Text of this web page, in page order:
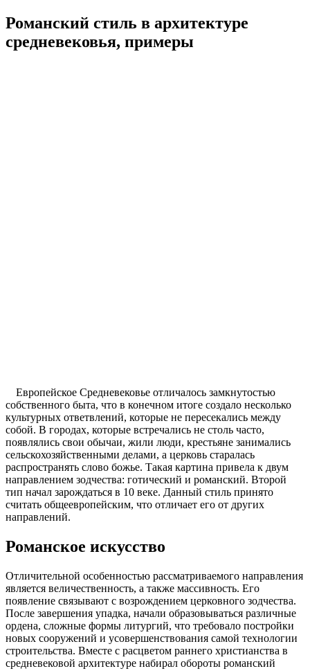
Романский стиль в архитектуре
средневековья, примеры
Европейское Средневековье отличалось замкнутостью
собственного быта, что в конечном итоге создало несколько
культурных ответвлений, которые не пересекались между
собой. В городах, которые встречались не столь часто,
появлялись свои обычаи, жили люди, крестьяне занимались
сельскохозяйственными делами, а церковь старалась
распространять слово божье. Такая картина привела к двум
направлением зодчества: готический и романский. Второй
тип начал зарождаться в 10 веке. Данный стиль принято
считать общеевропейским, что отличает его от других
направлений.
Романское искусство
Отличительной особенностью рассматриваемого направления
является величественность, а также массивность. Его
появление связывают с возрождением церковного зодчества.
После завершения упадка, начали образовываться различные
ордена, сложные формы литургий, что требовало постройки
новых сооружений и усовершенствования самой технологии
строительства. Вместе с расцветом раннего христианства в
средневековой архитектуре набирал обороты романский